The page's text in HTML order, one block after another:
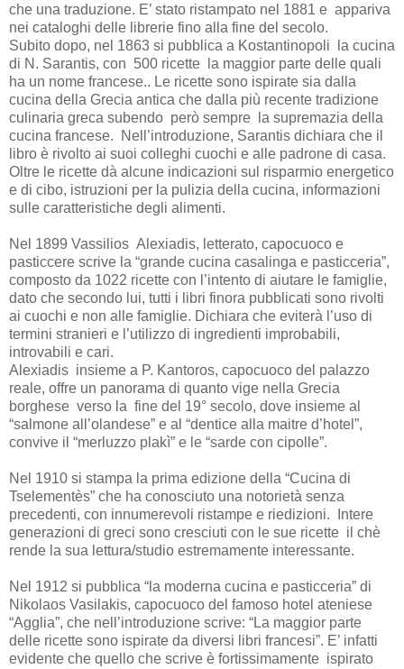
che una traduzione. E’ stato ristampato nel 1881 e appariva
nei cataloghi delle librerie fino alla fine del secolo.
Subito dopo, nel 1863 si pubblica a Kostantinopoli la cucina
di N. Sarantis, con 500 ricette la maggior parte delle quali
ha un nome francese.. Le ricette sono ispirate sia dalla
cucina della Grecia antica che dalla più recente tradizione
culinaria greca subendo però sempre la supremazia della
cucina francese. Nell’introduzione, Sarantis dichiara che il
libro è rivolto ai suoi colleghi cuochi e alle padrone di casa.
Oltre le ricette dà alcune indicazioni sul risparmio energetico
e di cibo, istruzioni per la pulizia della cucina, informazioni
sulle caratteristiche degli alimenti.
Nel 1899 Vassilios Alexiadis, letterato, capocuoco e
pasticcere scrive la “grande cucina casalinga e pasticceria”,
composto da 1022 ricette con l’intento di aiutare le famiglie,
dato che secondo lui, tutti i libri finora pubblicati sono rivolti
ai cuochi e non alle famiglie. Dichiara che eviterà l’uso di
termini stranieri e l’utilizzo di ingredienti improbabili,
introvabili e cari.
Alexiadis insieme a P. Kantoros, capocuoco del palazzo
reale, offre un panorama di quanto vige nella Grecia
borghese verso la fine del 19° secolo, dove insieme al
“salmone all’olandese” e al “dentice alla maitre d’hotel”,
convive il “merluzzo plakì” e le “sarde con cipolle”.
Nel 1910 si stampa la prima edizione della “Cucina di
Tselementès” che ha conosciuto una notorietà senza
precedenti, con innumerevoli ristampe e riedizioni. Intere
generazioni di greci sono cresciuti con le sue ricette il chè
rende la sua lettura/studio estremamente interessante.
Nel 1912 si pubblica “la moderna cucina e pasticceria” di
Nikolaos Vasilakis, capocuoco del famoso hotel ateniese
“Agglia”, che nell’introduzione scrive: “La maggior parte
delle ricette sono ispirate da diversi libri francesi”. E’ infatti
evidente che quello che scrive è fortissimamente ispirato